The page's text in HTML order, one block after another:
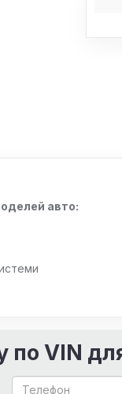
авто:
по VIN